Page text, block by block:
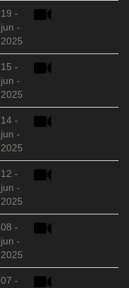
19 -
jun -
2025
15 -
jun -
2025
14 -
jun -
2025
12 -
jun -
2025
08 -
jun -
2025
07 -